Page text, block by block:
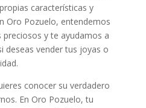
características y
Oro Pozuelo, entendemos
y te ayudamos a
deseas vender tus joyas o
conocer su verdadero
En Oro Pozuelo, tu